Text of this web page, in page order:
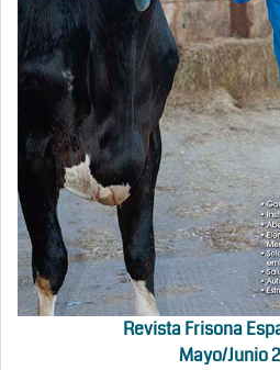
Revista Frisona
Mayo/Junio